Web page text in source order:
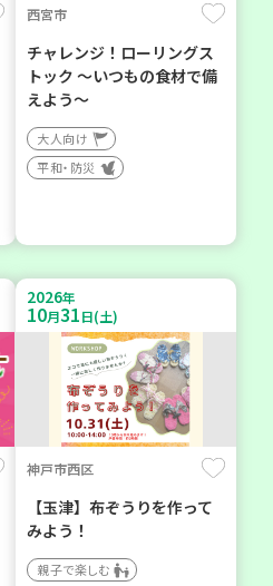
西宮市
チャレンジ！ローリングス
トック ～いつもの食材で備
えよう～
大人向け
平和・防災
2026年
10月31日(土)
神戸市西区
【玉津】布ぞうりを作って
みよう！
親子で楽しむ